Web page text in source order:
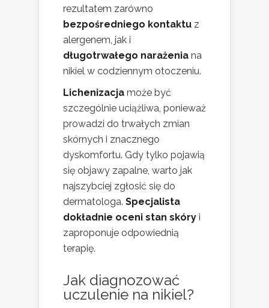
rezultatem zarówno
bezpośredniego kontaktu z
alergenem, jak i
długotrwałego narażenia na
nikiel w codziennym otoczeniu.
Lichenizacja może być
szczególnie uciążliwa, ponieważ
prowadzi do trwałych zmian
skórnych i znacznego
dyskomfortu. Gdy tylko pojawią
się objawy zapalne, warto jak
najszybciej zgłosić się do
dermatologa. Specjalista
dokładnie oceni stan skóry i
zaproponuje odpowiednią
terapię.
Jak diagnozować
uczulenie na nikiel?